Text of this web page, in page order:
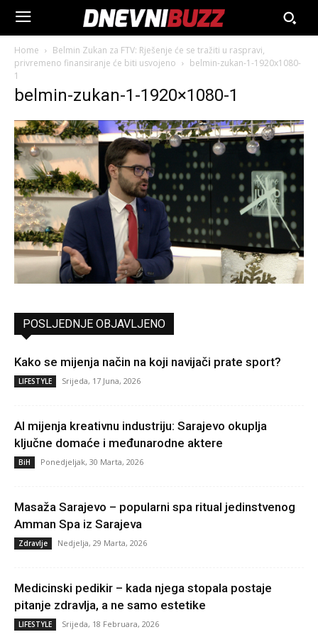
Home
Belmin Zukan za FTV: Rješenje će se tražiti u raspravi,
privremeno finansiranje će biti usvojeno
belmin-zukan-1-1920x1080-
1
belmin-zukan-1-1920×1080-1
POSLJEDNJE OBJAVLJENO
Kako se mijenja način na koji navijači prate sport?
LIFESTYLE Srijeda, 17 Juna, 2026
AI mijenja kreativnu industriju: Sarajevo okuplja
ključne domaće i međunarodne aktere
BiH Ponedjeljak, 30 Marta, 2026
Masaža Sarajevo – popularni spa ritual jedinstvenog
Amman Spa iz Sarajeva
Zdravlje Nedjelja, 29 Marta, 2026
Medicinski pedikir – kada njega stopala postaje
pitanje zdravlja, a ne samo estetike
LIFESTYLE Srijeda, 18 Februara, 2026